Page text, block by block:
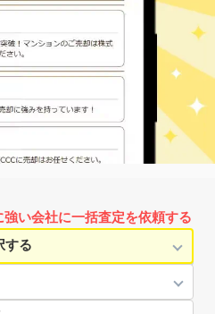
い会社に一括査定を依頼する